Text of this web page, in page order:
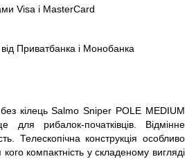
Visa і MasterCard
Приватбанка і Монобанка
кілець Salmo Sniper POLE MEDIUM
для рибалок-початківців. Відмінне
Телескопічна конструкція особливо
компактність у складеному вигляді